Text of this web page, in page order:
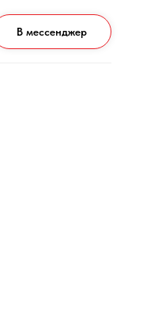
В мессенджер